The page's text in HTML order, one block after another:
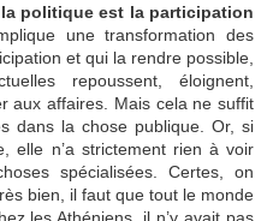
politique est la participation
une transformation des
et qui la rendre possible,
repoussent, éloignent,
aux affaires. Mais cela ne suffit
dans la chose publique. Or, si
elle n’a strictement rien à voir
spécialisées. Certes, on
bien, il faut que tout le monde
les Athéniens, il n’y avait pas